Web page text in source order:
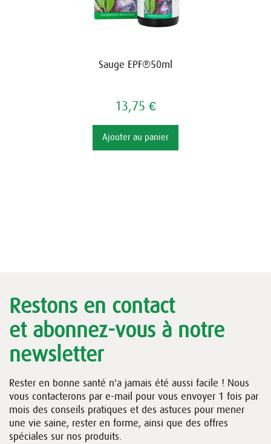
Sauge EPF®50ml
13,75 €
Ajouter au panier
Restons en contact
et abonnez-vous à notre
newsletter
Rester en bonne santé n'a jamais été aussi facile ! Nous
vous contacterons par e-mail pour vous envoyer 1 fois par
mois des conseils pratiques et des astuces pour mener
une vie saine, rester en forme, ainsi que des offres
spéciales sur nos produits.